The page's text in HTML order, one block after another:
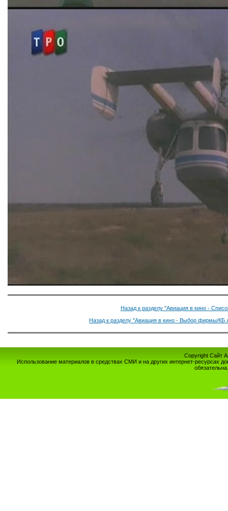
Назад к разделу "Авиация в кино -
Назад к разделу "Авиация в кино - Выбор фирмы/КБ
Copyright Сайт
Использование материалов в средствах СМИ и на других интернет-ресурсах
обязательна.